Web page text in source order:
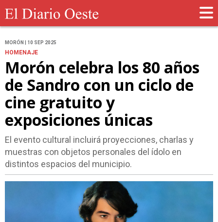
MORÓN | 10 SEP 2025
HOMENAJE
Morón celebra los 80 años
de Sandro con un ciclo de
cine gratuito y
exposiciones únicas
El evento cultural incluirá proyecciones, charlas y
muestras con objetos personales del ídolo en
distintos espacios del municipio.